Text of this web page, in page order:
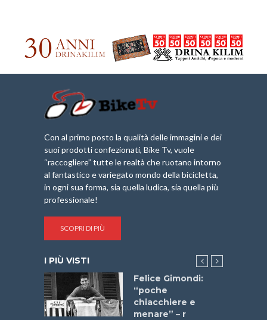
Con al primo posto la qualità delle immagini e dei
suoi prodotti confezionati, Bike Tv, vuole
“raccogliere” tutte le realtà che ruotano intorno
al fantastico e variegato mondo della bicicletta,
in ogni sua forma, sia quella ludica, sia quella più
professionale!
SCOPRI DI PIÙ
I PIÙ VISTI
Felice Gimondi:
“poche
chiacchiere e
menare” – r